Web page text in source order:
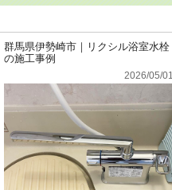
群馬県伊勢崎市｜リクシル浴室水栓
の施工事例
2026/05/01